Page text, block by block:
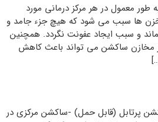
معمول در هر مرکز درمانی مورد
مخزن ها سبب می شود که هیچ جزء جامد و
و سبب ایجاد عفونت نگردد. همچنین
مخازن ساکشن می تواند باعث کاهش
پرتابل (قابل حمل) -ساکشن مرکزی در